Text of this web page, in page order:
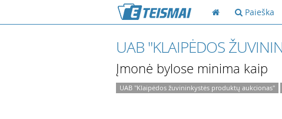
Paieška
UAB "KLAIPĖDOS
Įmonė bylose minima kaip
UAB "Klaipėdos žuvininkystės produktų aukcionas"